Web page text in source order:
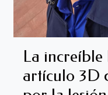
La increíble
artículo 3D